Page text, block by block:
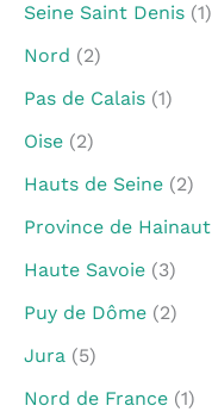
Seine Saint Denis (1)
Nord (2)
Pas de Calais (1)
Oise (2)
Hauts de Seine (2)
Province de Hainaut
Haute Savoie (3)
Puy de Dôme (2)
Jura (5)
Nord de France (1)